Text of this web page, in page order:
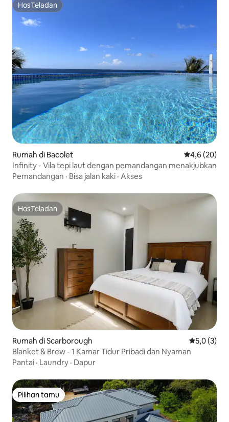
HosTeladan
HosTeladan
Rumah di Bacolet Nilai rata-
4,6 (20)
Infinity - Vila tepi laut dengan pemandangan menakjubkan
Pemandangan · Bisa jalan kaki · Akses
HosTeladan
HosTeladan
Rumah di Scarborough Nilai rata-
5,0 (3)
Blanket & Brew - 1 Kamar Tidur Pribadi dan Nyaman
Pantai · Laundry · Dapur
Pilihan tamu
Pilihan tamu